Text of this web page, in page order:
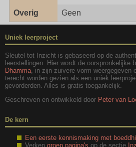
Overig
Geen
Uniek leerproject
Sleutel tot Inzicht is gebaseerd op de
leerstellingen. Hier wordt de oorspronkelijke
Dhamma , in zijn zuivere vorm
terecht worden gezien als een uniek
gevorderden. Alles is gratis toegankelijk.
Geschreven en ontwikkeld door Peter van
De kern
Een eerste kennismaking met
Verken groep pagina's op de sectie